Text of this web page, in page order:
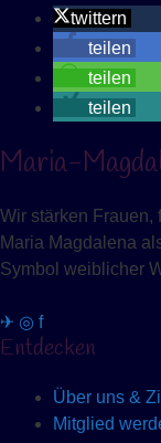
twittern
teilen
teilen
teilen
Maria-
Wir stärken Frauen,
Maria Magdalena
Symbol weiblicher
✈ ◎ f
Entdecken
Über uns &
Mitglied